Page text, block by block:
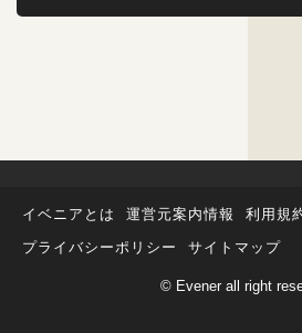
イベニアとは 運営元案内情報 利用規
プライバシーポリシー
サイトマップ
© Evener all right